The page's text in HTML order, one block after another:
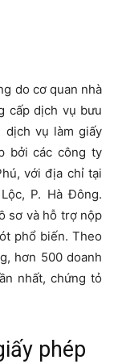
do cơ quan nhà
cấp dịch vụ bưu
dịch vụ làm giấy
bởi các công ty
với địa chỉ tại
P. Hà Đông.
sơ và hỗ trợ nộp
phổ biến. Theo
hơn 500 doanh
nhất, chứng tỏ
phép